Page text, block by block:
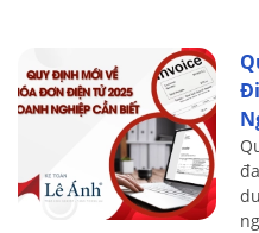
Quy Định Mới Về Hóa Đơn